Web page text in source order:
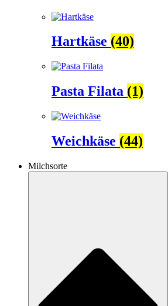
Hartkäse (40)
Pasta Filata (1)
Weichkäse (44)
Milchsorte